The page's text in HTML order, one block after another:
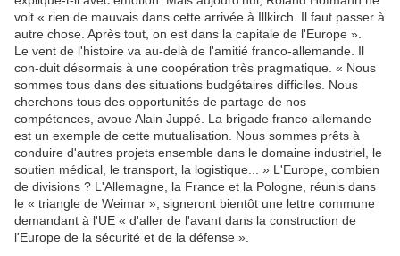
voit « rien de mauvais dans cette arrivée à Illkirch. Il faut passer à
autre chose. Après tout, on est dans la capitale de l'Europe ».
Le vent de l'histoire va au-delà de l'amitié franco-allemande. Il
con-duit désormais à une coopération très pragmatique. « Nous
sommes tous dans des situations budgétaires difficiles. Nous
cherchons tous des opportunités de partage de nos
compétences, avoue Alain Juppé. La brigade franco-allemande
est un exemple de cette mutualisation. Nous sommes prêts à
conduire d'autres projets ensemble dans le domaine industriel, le
soutien médical, le transport, la logistique... » L'Europe, combien
de divisions ? L'Allemagne, la France et la Pologne, réunis dans
le « triangle de Weimar », signeront bientôt une lettre commune
demandant à l'UE « d'aller de l'avant dans la construction de
l'Europe de la sécurité et de la défense ».